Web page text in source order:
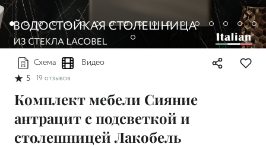
Схема
Видео
5 19 отзывов
Комплект мебели Сияние
антрацит с подсветкой и
столешницей Лакобель